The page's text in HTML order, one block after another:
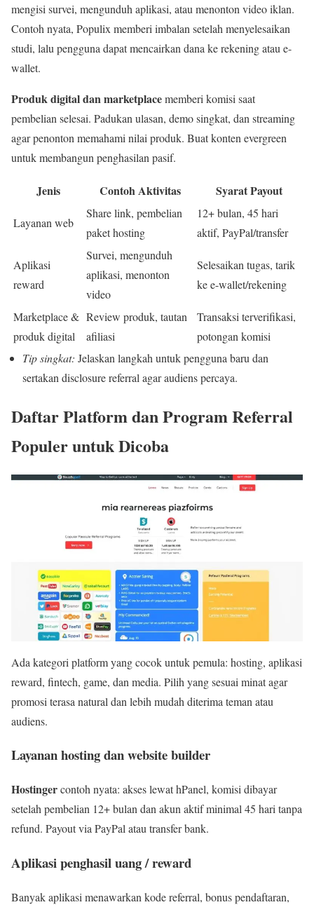
mengisi survei, mengunduh aplikasi, atau menonton video iklan.
Contoh nyata, Populix memberi imbalan setelah menyelesaikan
studi, lalu pengguna dapat mencairkan dana ke rekening atau e-
wallet.
Produk digital dan marketplacememberi komisi saat
pembelian selesai. Padukan ulasan, demo singkat, dan streaming
agar penonton memahami nilai produk. Buat konten evergreen
untuk membangun penghasilan pasif.
Jenis Contoh Aktivitas Syarat Payout
Layanan web
Share link, pembelian
paket hosting
12+ bulan, 45 hari
aktif, PayPal/transfer
Aplikasi
reward
Survei, mengunduh
aplikasi, menonton
video
Selesaikan tugas, tarik
ke e-wallet/rekening
Marketplace &
produk digital
Review produk, tautan
afiliasi
Transaksi terverifikasi,
potongan komisi
Tip singkat: Jelaskan langkah untuk pengguna baru dan
sertakan disclosure referral agar audiens percaya.
Daftar Platform dan Program Referral
Populer untuk Dicoba
Ada kategori platform yang cocok untuk pemula: hosting, aplikasi
reward, fintech, game, dan media. Pilih yang sesuai minat agar
promosi terasa natural dan lebih mudah diterima teman atau
audiens.
Layanan hosting dan website builder
Hostingercontoh nyata: akses lewat hPanel, komisi dibayar
setelah pembelian 12+ bulan dan akun aktif minimal 45 hari tanpa
refund. Payout via PayPal atau transfer bank.
Aplikasi penghasil uang / reward
Banyak aplikasi menawarkan kode referral, bonus pendaftaran,